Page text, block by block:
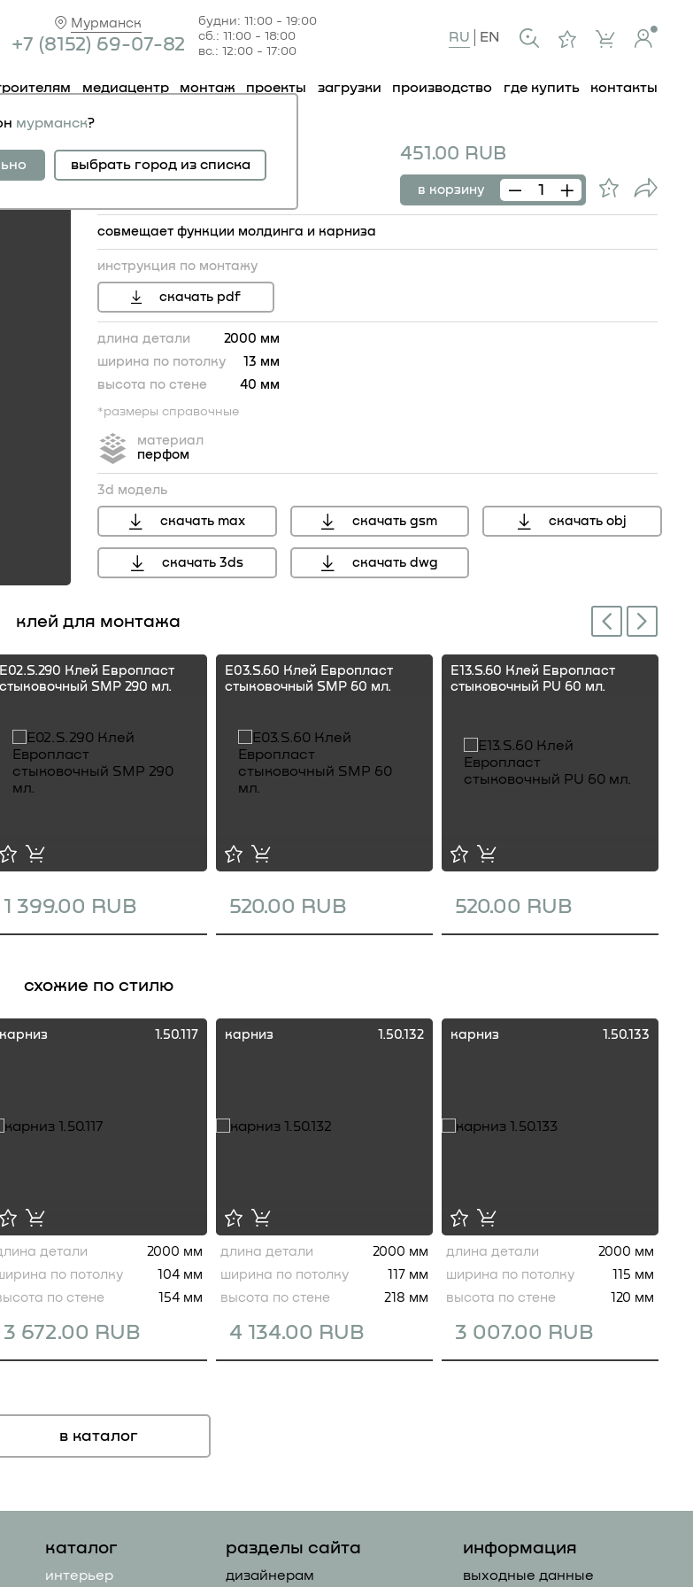
Мурманск
+7 (81 52) 69-07-82
будни: 11:00 - 19:00
сб.: 11:00 - 18:00
вс.: 12:00 - 17:00
RU EN
медиацентр монтаж проекты загрузки производство где купить контакты
мурманск?
выбрать город из списка
40
мм, справочный размер
карниз 6.50.298 451.00 RUB
в корзину
совмещает функции молдинга и карниза
инструкция по монтажу
скачать pdf
длина детали
2000 мм
ширина по потолку
13 мм
высота по стене
40 мм
*размеры справочные
материал
перфом
3d модель
скачать max скачать gsm скачать obj
скачать 3ds скачать dwg
клей для монтажа Previous
E02.S.290 Клей Европласт
стыковочный SMP 290 мл.
1 399.00 RUB
E03.S.60 Клей Европласт
стыковочный SMP 60 мл.
520.00 RUB
E13.S.60 Клей Европласт
стыковочный PU 60 мл.
520.00 RUB
Next
схожие по стилю
карниз 1.50.117
3 672.00 RUB
детали
2000 мм
по потолку
104 мм
по стене
154 мм
карниз 1.50.132
4 134.00 RUB
длина детали
2000 мм
ширина по потолку
117 мм
высота по стене
218 мм
карниз 1.50.133
3 007.00 RUB
длина детали
2000 мм
ширина по потолку
115 мм
высота по стене
120 мм
в каталог
каталог
интерьер
разделы сайта
дизайнерам
информация
выходные данные